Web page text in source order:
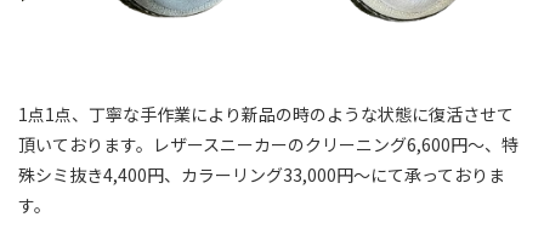
1点1点、丁寧な手作業により新品の時のような状態に復活させて
頂いております。レザースニーカーのクリーニング6,600円～、特
殊シミ抜き4,400円、カラーリング33,000円～にて承っておりま
す。